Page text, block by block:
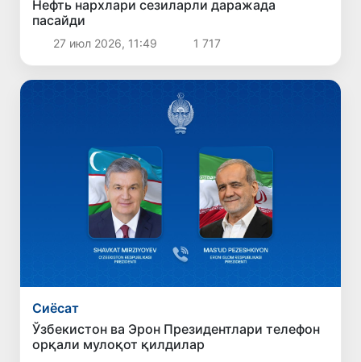
Нефть нархлари сезиларли даражада
пасайди
27 июл 2026, 11:49 1 717
Сиёсат
Ўзбекистон ва Эрон Президентлари телефон
орқали мулоқот қилдилар